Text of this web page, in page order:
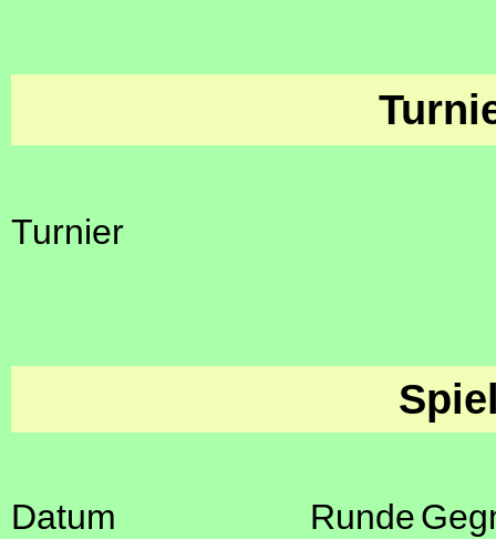
Turnier
Datum Runde